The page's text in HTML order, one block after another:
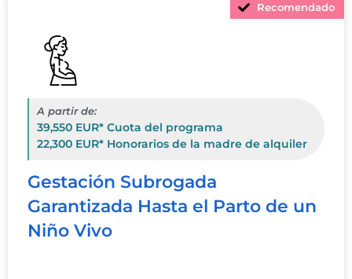
Recomendado
A partir de:
39,550 EUR* Cuota del programa
22,300 EUR* Honorarios de la madre de alquiler
Gestación Subrogada
Garantizada Hasta el Parto de un
Niño Vivo